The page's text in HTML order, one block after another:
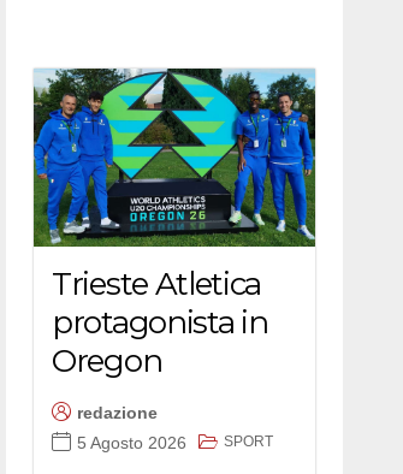
Trieste Atletica
protagonista in
Oregon
redazione
5 Agosto 2026
SPORT